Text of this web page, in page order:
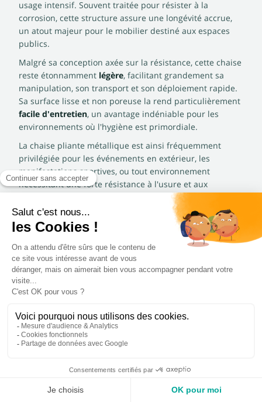
usage intensif. Souvent traitée pour résister à la
corrosion, cette structure assure une longévité accrue,
un atout majeur pour le mobilier destiné aux espaces
publics.
Malgré sa conception axée sur la résistance, cette chaise
reste étonnamment légère, facilitant grandement sa
manipulation, son transport et son déploiement rapide.
Sa surface lisse et non poreuse la rend particulièrement
facile d'entretien, un avantage indéniable pour les
environnements où l'hygiène est primordiale.
La chaise pliante métallique est ainsi fréquemment
privilégiée pour les événements en extérieur, les
manifestations sportives, ou tout environnement
nécessitant une forte résistance à l'usure et aux
intempéries, offrant une fiabilité à toute épreuve.
La chaise pliante polypropylène le
confort et la praticité
La chaise pliante polypropylène est un excellent choix
pour allier confort, légèreté et facilité d’entretien.
Son assise et son dossier en polypropylène offrent une
où l'hygiène est primordiale (cantines, salles de classe).
Sa légèreté facilite grandement son déploiement et son
rangement, un atout majeur pour les équipes
chariot de transport pour chaises Polypro et Europ
moderne et les couleurs variées de la chaise pliante